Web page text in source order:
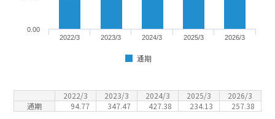
0.00
通期
2022/3 2023/3 2024/3 2025/3 2026/3
2022/3 2023/3 2024/3 2025/3
2026/3
通期
94.77 347.47 427.38 234.13 257.38